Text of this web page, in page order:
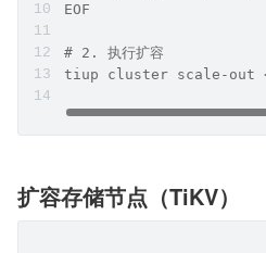
EOF
# 2. 执行扩容
tiup cluster scale-out
扩容存储节点（TiKV）